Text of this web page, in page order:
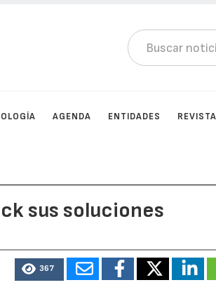
AGENDA ENTIDADES
sus soluciones
367